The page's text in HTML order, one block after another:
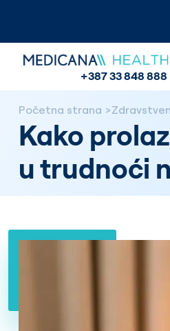
+387 33 848 888
Početna strana
Kako
u trudnoći